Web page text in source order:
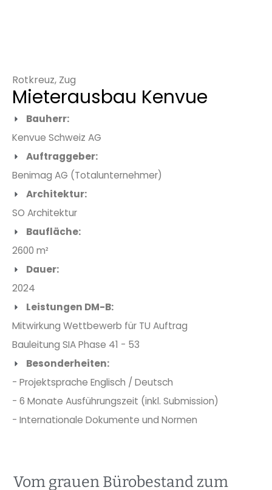
Rotkreuz, Zug
Mieterausbau Kenvue
Bauherr:
Kenvue Schweiz AG
Auftraggeber:
Benimag AG (Totalunternehmer)
Architektur:
SO Architektur
Baufläche:
2600 m²
Dauer:
2024
Leistungen DM-B:
Mitwirkung Wettbewerb für TU Auftrag
Bauleitung SIA Phase 41 - 53
Besonderheiten:
- Projektsprache Englisch / Deutsch
- 6 Monate Ausführungszeit (inkl. Submission)
- Internationale Dokumente und Normen
Vom grauen Bürobestand zum